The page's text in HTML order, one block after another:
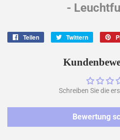
-
Teilen Twittern
twittern
Schreiben Sie die
Bewertung